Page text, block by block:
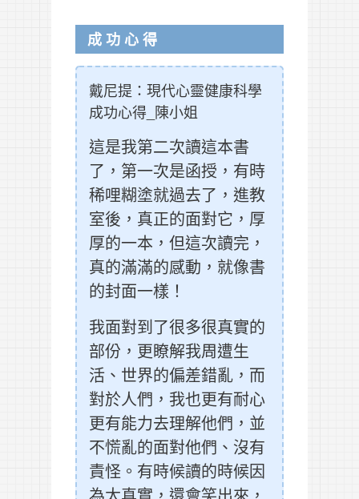
成功心得
戴尼提：現代心靈健康科學
成功心得_陳小姐
這是我第二次讀這本書
了，第一次是函授，有時
稀哩糊塗就過去了，進教
室後，真正的面對它，厚
厚的一本，但這次讀完，
真的滿滿的感動，就像書
的封面一樣！
我面對到了很多很真實的
部份，更瞭解我周遭生
活、世界的偏差錯亂，而
對於人們，我也更有耐心
更有能力去理解他們，並
不慌亂的面對他們、沒有
責怪。有時候讀的時候因